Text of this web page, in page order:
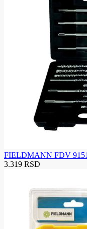
FIELDMANN FDV 9151
3.319 RSD